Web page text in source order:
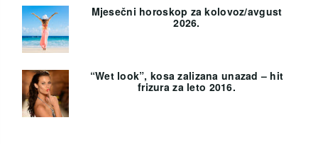
Mjesečni horoskop za kolovoz/avgust
2026.
“Wet look”, kosa zalizana unazad – hit
frizura za leto 2016.